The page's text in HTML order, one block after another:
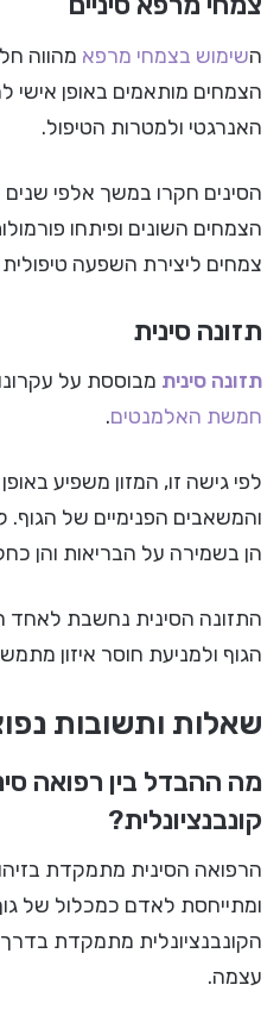
השימוש בצמחי מרפא מהווה
הצמחים מותאמים באופן אישי
האנרגטי ולמטרות הטיפול.
הסינים חקרו במשך אלפי
הצמחים השונים ופיתחו
צמחים ליצירת השפעה
תזונה סינית
תזונה סינית מבוססת על
חמשת האלמנטים.
לפי גישה זו, המזון משפיע
והמשאבים הפנימיים של הגוף.
הן בשמירה על הבריאות והן
התזונה הסינית נחשבת לאחד
הגוף ולמניעת חוסר איזון
שאלות ותשובות
מה ההבדל בין רפואה
קונבנציונלית?
הרפואה הסינית מתמקדת
ומתייחסת לאדם כמכלול של
הקונבנציונלית מתמקדת
עצמה.